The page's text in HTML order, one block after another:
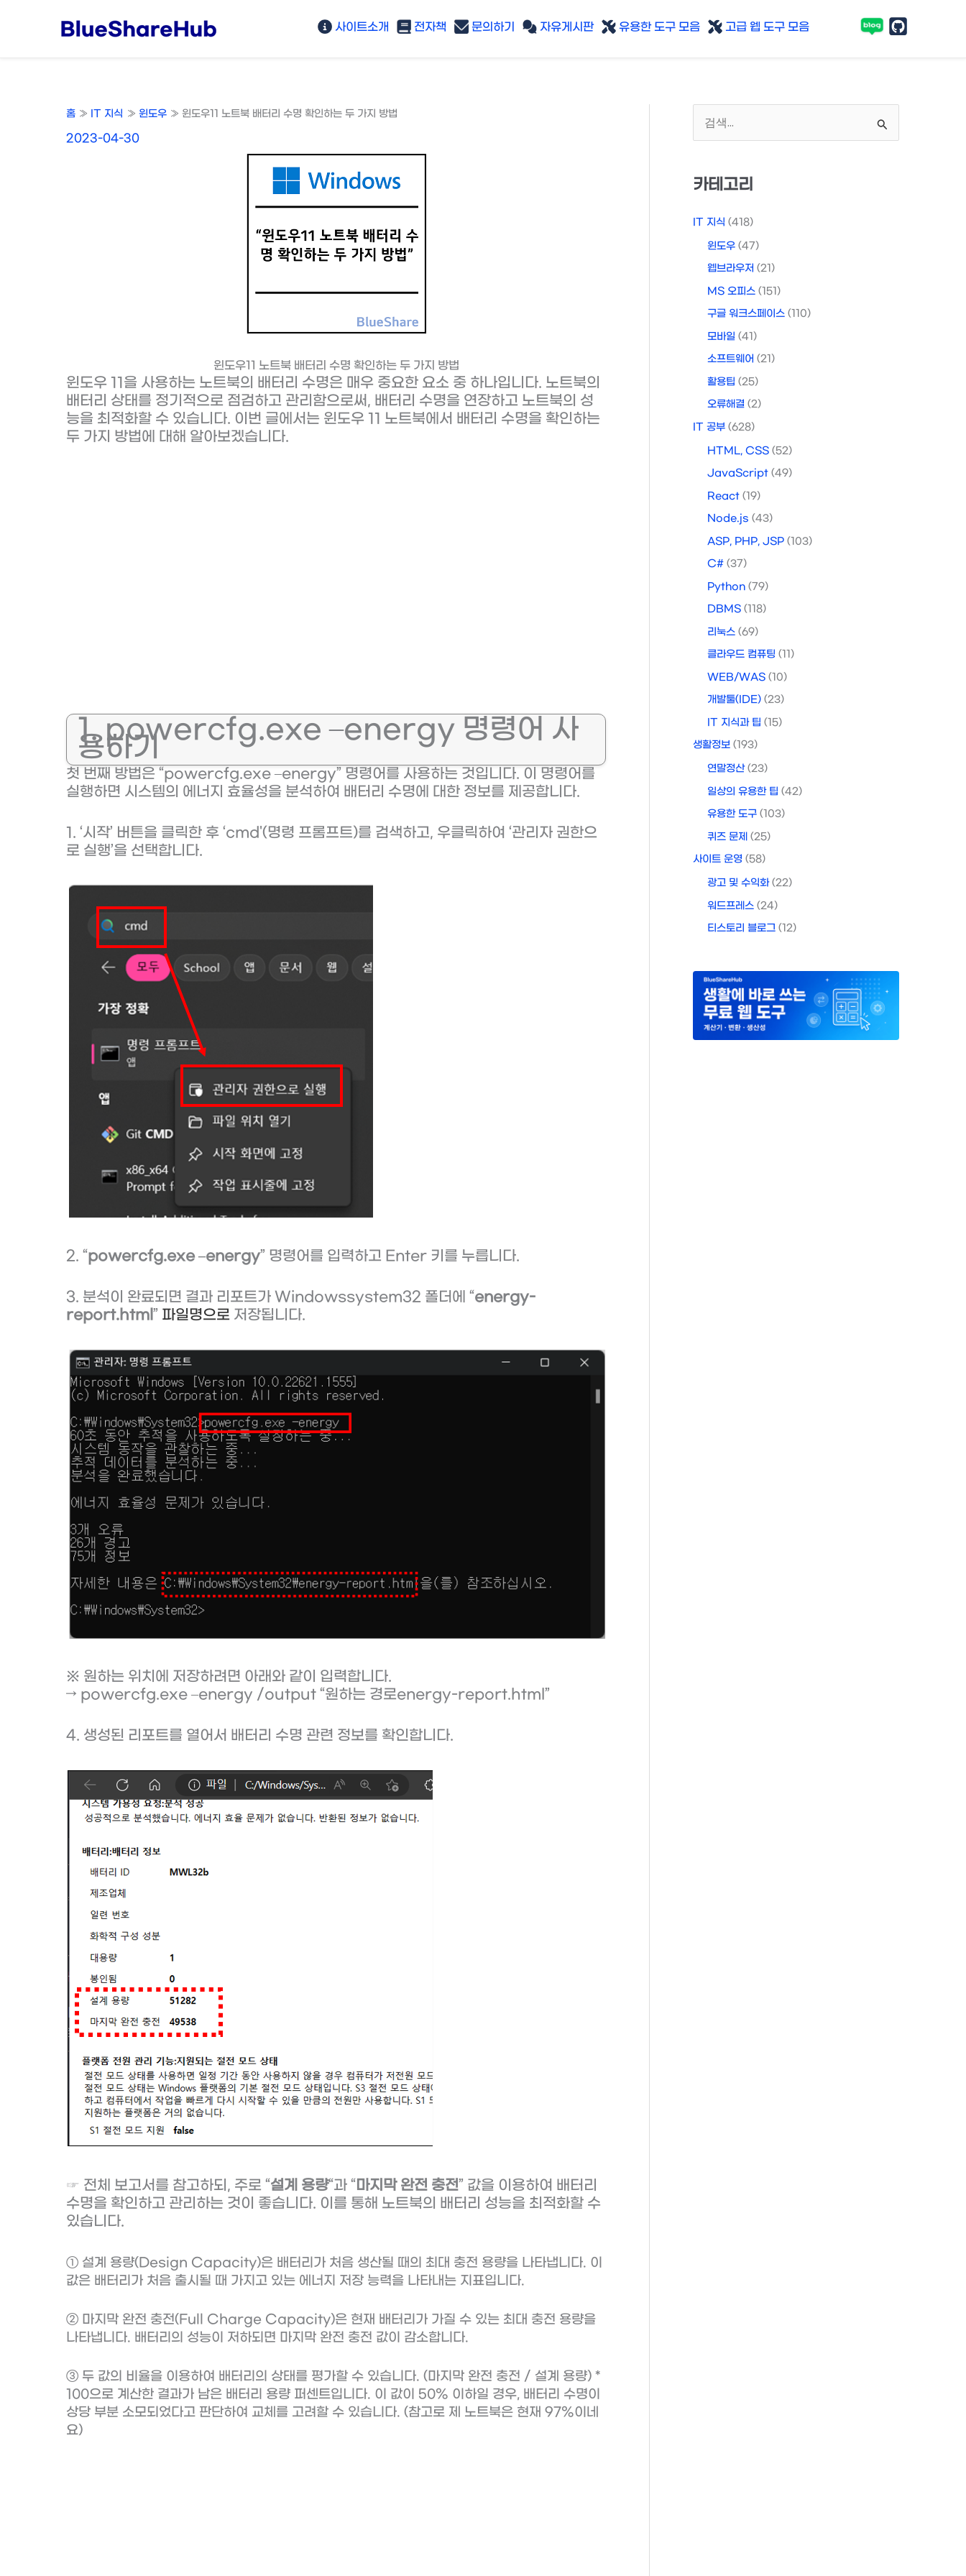
사이트소개 전자책 문의하기 자유게시판 유용한 도구 모음 고급 웹 도구 모음
홈 IT 지식 윈도우 윈도우11 노트북 배터리 수명 확인하는 두 가지 방법
2023-04-30
윈도우11 노트북 배터리 수명 확인하는 두 가지 방법
윈도우 11을 사용하는 노트북의 배터리 수명은 매우 중요한 요소 중 하나입니다. 노트북의
배터리 상태를 정기적으로 점검하고 관리함으로써, 배터리 수명을 연장하고 노트북의 성
능을 최적화할 수 있습니다. 이번 글에서는 윈도우 11 노트북에서 배터리 수명을 확인하는
두 가지 방법에 대해 알아보겠습니다.
1. powercfg.exe –energy 명령어 사
용하기
첫 번째 방법은 “powercfg.exe –energy” 명령어를 사용하는 것입니다. 이 명령어를
실행하면 시스템의 에너지 효율성을 분석하여 배터리 수명에 대한 정보를 제공합니다.
1. ‘시작’ 버튼을 클릭한 후 ‘cmd'(명령 프롬프트)를 검색하고, 우클릭하여 ‘관리자 권한으
로 실행’을 선택합니다.
2. “powercfg.exe –energy” 명령어를 입력하고 Enter 키를 누릅니다.
3. 분석이 완료되면 결과 리포트가 Windowssystem32 폴더에 “energy-
report.html” 파일명으로 저장됩니다.
※ 원하는 위치에 저장하려면 아래와 같이 입력합니다.
→ powercfg.exe –energy /output “원하는 경로energy-report.html”
4. 생성된 리포트를 열어서 배터리 수명 관련 정보를 확인합니다.
☞ 전체 보고서를 참고하되, 주로 “설계 용량“과 “마지막 완전 충전” 값을 이용하여 배터리
수명을 확인하고 관리하는 것이 좋습니다. 이를 통해 노트북의 배터리 성능을 최적화할 수
있습니다.
① 설계 용량(Design Capacity)은 배터리가 처음 생산될 때의 최대 충전 용량을 나타냅니다. 이
값은 배터리가 처음 출시될 때 가지고 있는 에너지 저장 능력을 나타내는 지표입니다.
② 마지막 완전 충전(Full Charge Capacity)은 현재 배터리가 가질 수 있는 최대 충전 용량을
나타냅니다. 배터리의 성능이 저하되면 마지막 완전 충전 값이 감소합니다.
③ 두 값의 비율을 이용하여 배터리의 상태를 평가할 수 있습니다. (마지막 완전 충전 / 설계 용량) *
100으로 계산한 결과가 남은 배터리 용량 퍼센트입니다. 이 값이 50% 이하일 경우, 배터리 수명이
상당 부분 소모되었다고 판단하여 교체를 고려할 수 있습니다. (참고로 제 노트북은 현재 97%이네
요)
색
상
카테고리
IT 지식 (418)
윈도우 (47)
웹브라우저 (21)
MS 오피스 (151)
구글 워크스페이스 (110)
모바일 (41)
소프트웨어 (21)
활용팁 (25)
오류해결 (2)
IT 공부 (628)
HTML, CSS (52)
JavaScript (49)
React (19)
Node.js (43)
ASP, PHP, JSP (103)
C# (37)
Python (79)
DBMS (118)
리눅스 (69)
클라우드 컴퓨팅 (11)
WEB/WAS (10)
개발툴(IDE) (23)
IT 지식과 팁 (15)
생활정보 (193)
연말정산(23)
일상의 유용한 팁 (42)
유용한 도구 (103)
퀴즈 문제 (25)
사이트 운영 (58)
광고 및 수익화(22)
워드프레스 (24)
티스토리 블로그 (12)